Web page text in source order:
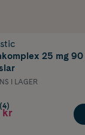
25 mg 90
I LAGER
(4)
kr